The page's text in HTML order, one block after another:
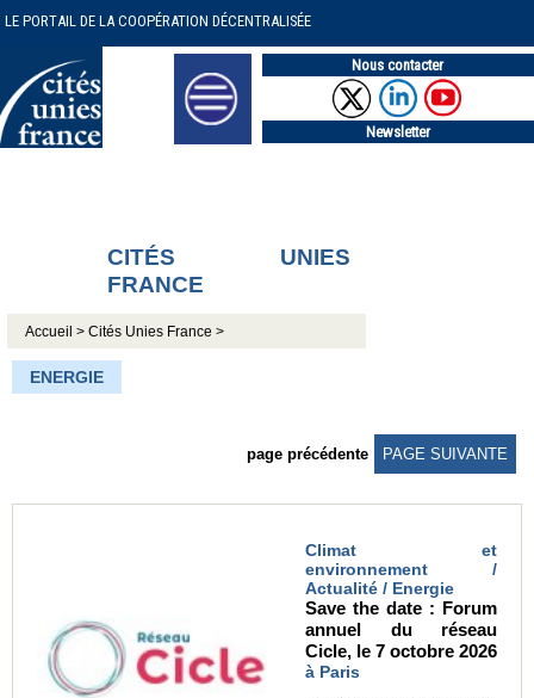
LE PORTAIL DE LA COOPÉRATION DÉCENTRALISÉE
Nous contacter
Newsletter
CITÉS UNIES
FRANCE
Accueil >Cités Unies France >
ENERGIE
page précédente PAGE SUIVANTE
Climat et
environnement /
Actualité / Energie
Save the date : Forum
annuel du réseau
Cicle, le 7 octobre 2026
à Paris